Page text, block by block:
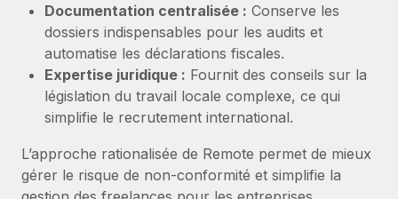
Avantages sociaux
Gérez facilement les avantages sociaux
freelances Plus
Remote a toujours pour mission d'aider les entreprises de
toute taille à embaucher, gérer et payer...
En savoir plus
Comment Phiture gère ses 55 employés
répartis dans 19 pays grâce à Remote
Documentation centralisée : Conserve les
dossiers indispensables pour les audits et
automatise les déclarations fiscales.
Expertise juridique : Fournit des conseils sur la
législation du travail locale complexe, ce qui
simplifie le recrutement international.
L’approche rationalisée de Remote permet de mieux
gérer le risque de non‑conformité et simplifie la